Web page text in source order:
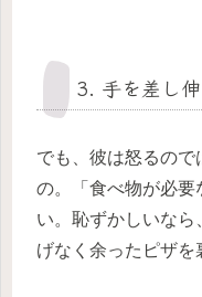
3. 手を差し
でも、彼は怒るので
の。「食べ物が必要
い。恥ずかしいなら
げなく余ったピザを